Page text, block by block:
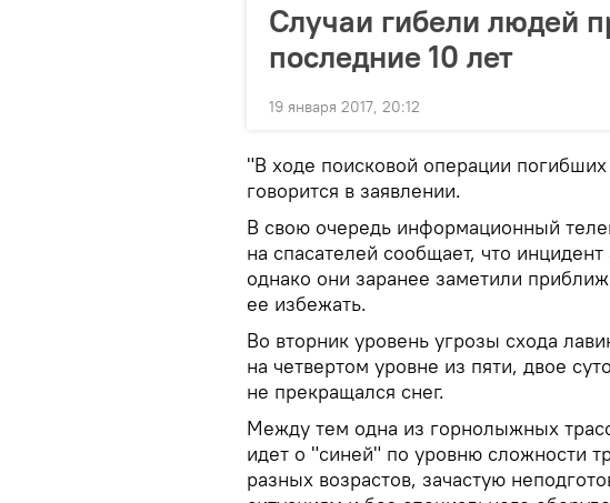
Случаи гибели людей
последние 10 лет
19 января 2017, 20:12
"В ходе поисковой операции
говорится в заявлении.
В свою очередь информационный
на спасателей сообщает, что
однако они заранее заметили
ее избежать.
Во вторник уровень угрозы схода
на четвертом уровне из пяти, двое
не прекращался снег.
Между тем одна из горнолыжных
идет о "синей" по уровню сложности
разных возрастов, зачастую